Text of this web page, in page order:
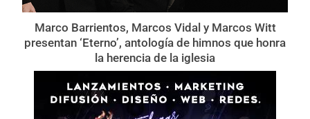
Marco Barrientos, Marcos Vidal y Marcos Witt
presentan ‘Eterno’, antología de himnos que honra
la herencia de la iglesia